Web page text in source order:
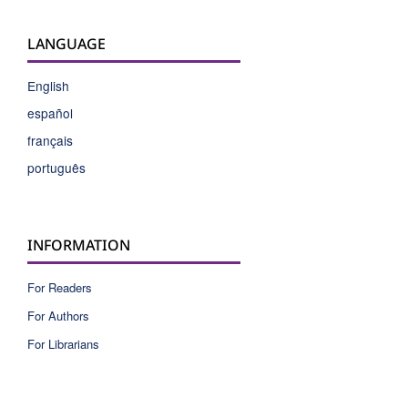
LANGUAGE
English
español
français
português
INFORMATION
For Readers
For Authors
For Librarians